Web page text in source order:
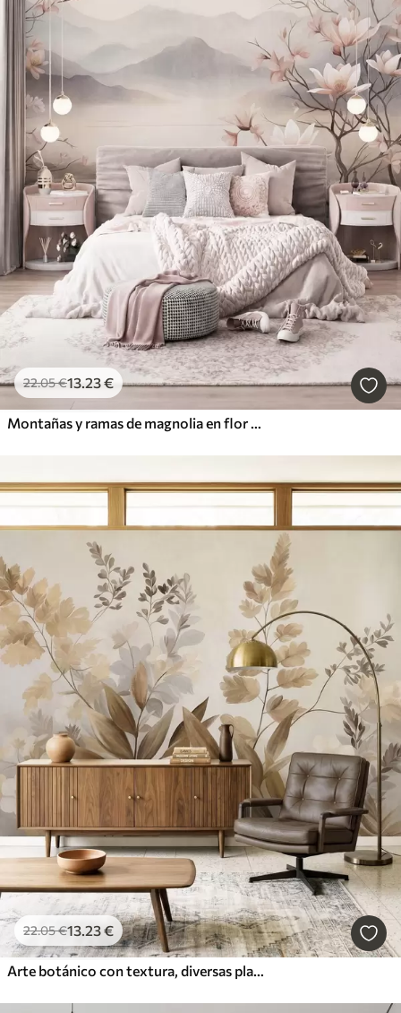
22.05€13.23€
22.05€13 .23€